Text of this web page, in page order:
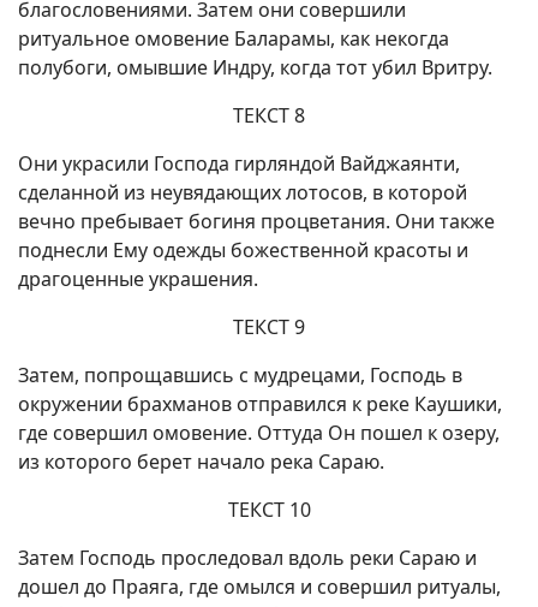
благословениями. Затем они совершили
ритуальное омовение Баларамы, как некогда
полубоги, омывшие Индру, когда тот убил Вритру.
ТЕКСТ 8
Они украсили Господа гирляндой Вайджаянти,
сделанной из неувядающих лотосов, в которой
вечно пребывает богиня процветания. Они также
поднесли Ему одежды божественной красоты и
драгоценные украшения.
ТЕКСТ 9
Затем, попрощавшись с мудрецами, Господь в
окружении брахманов отправился к реке Каушики,
где совершил омовение. Оттуда Он пошел к озеру,
из которого берет начало река Сараю.
ТЕКСТ 10
Затем Господь проследовал вдоль реки Сараю и
дошел до Праяга, где омылся и совершил ритуалы,